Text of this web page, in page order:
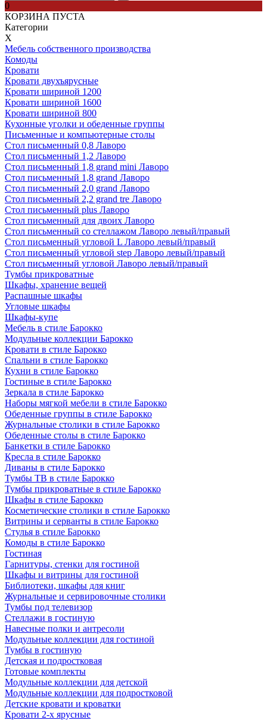
0
КОРЗИНА ПУСТА
Категории
Х
Мебель собственного производства
Комоды
Кровати
Кровати двухъярусные
Кровати шириной 1200
Кровати шириной 1600
Кровати шириной 800
Кухонные уголки и обеденные группы
Письменные и компьютерные столы
Стол письменный 0,8 Лаворо
Стол письменный 1,2 Лаворо
Стол письменный 1,8 grand mini Лаворо
Стол письменный 1,8 grand Лаворо
Стол письменный 2,0 grand Лаворо
Стол письменный 2,2 grand tre Лаворо
Стол письменный plus Лаворо
Стол письменный для двоих Лаворо
Стол письменный со стеллажом Лаворо левый/правый
Стол письменный угловой L Лаворо левый/правый
Стол письменный угловой step Лаворо левый/правый
Стол письменный угловой Лаворо левый/правый
Тумбы прикроватные
Шкафы, хранение вещей
Распашные шкафы
Угловые шкафы
Шкафы-купе
Мебель в стиле Барокко
Модульные коллекции Барокко
Кровати в стиле Барокко
Спальни в стиле Барокко
Кухни в стиле Барокко
Гостиные в стиле Барокко
Зеркала в стиле Барокко
Наборы мягкой мебели в стиле Барокко
Обеденные группы в стиле Барокко
Журнальные столики в стиле Барокко
Обеденные столы в стиле Барокко
Банкетки в стиле Барокко
Кресла в стиле Барокко
Диваны в стиле Барокко
Тумбы ТВ в стиле Барокко
Тумбы прикроватные в стиле Барокко
Шкафы в стиле Барокко
Косметические столики в стиле Барокко
Витрины и серванты в стиле Барокко
Стулья в стиле Барокко
Комоды в стиле Барокко
Гостиная
Гарнитуры, стенки для гостиной
Шкафы и витрины для гостиной
Библиотеки, шкафы для книг
Журнальные и сервировочные столики
Тумбы под телевизор
Стеллажи в гостиную
Навесные полки и антресоли
Модульные коллекции для гостиной
Тумбы в гостиную
Детская и подростковая
Готовые комплекты
Модульные коллекции для детской
Модульные коллекции для подростковой
Детские кровати и кроватки
Кровати 2-х ярусные